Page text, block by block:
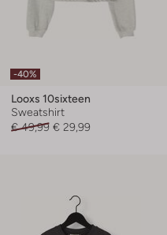
-40%
Looxs 10sixteen
Sweatshirt
€ 49,99 € 29,99